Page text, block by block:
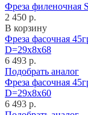
Фреза филеночная
2 450 р.
В корзину
Фреза фасочная
D=29x8x68
6 493 р.
Подобрать аналог
Фреза фасочная
D=29x8x60
6 493 р.